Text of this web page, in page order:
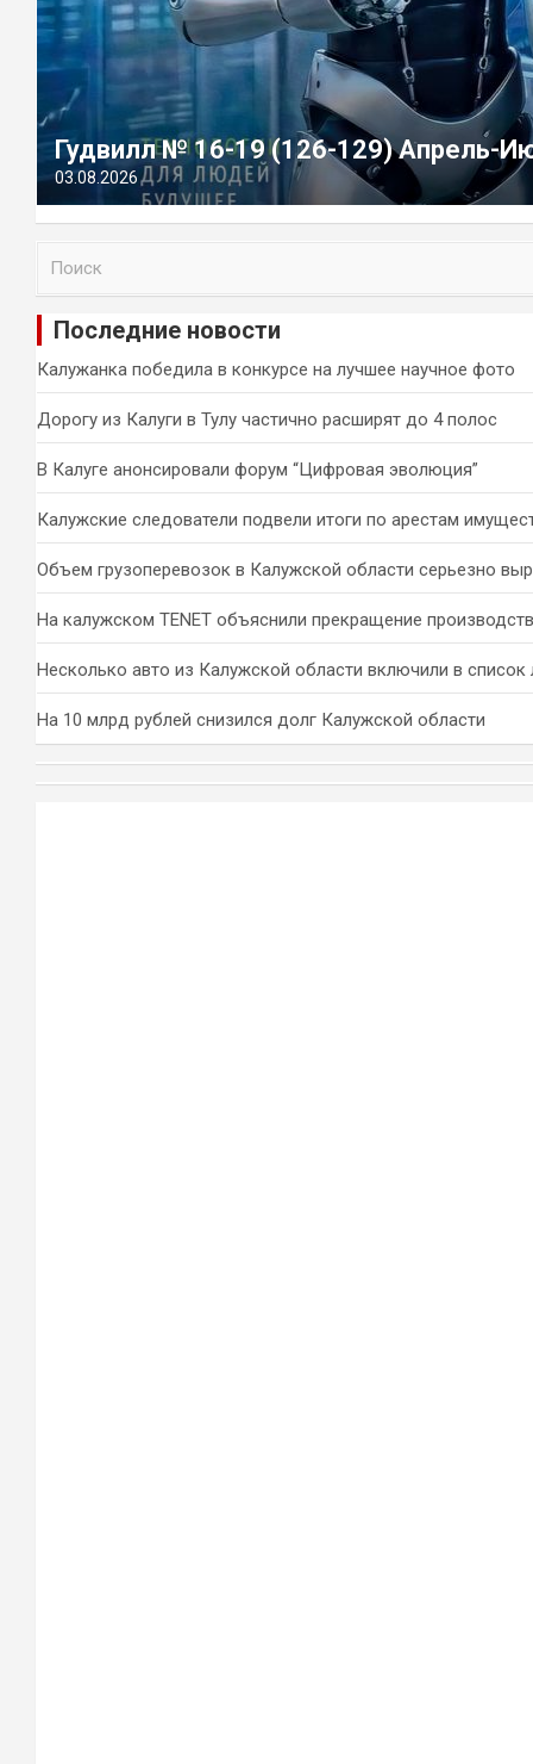
Гудвилл № 16-19 (126-129) Апрель-
03.08.2026
и
Последние новости
Калужанка победила в конкурсе на лучшее научное фото
Дорогу из Калуги в Тулу частично расширят до 4 полос
В Калуге анонсировали форум “Цифровая эволюция”
Калужские следователи подвели итоги по арестам
Объем грузоперевозок в Калужской области серьезно
На калужском TENET объяснили прекращение
Несколько авто из Калужской области включили в список
На 10 млрд рублей снизился долг Калужской области